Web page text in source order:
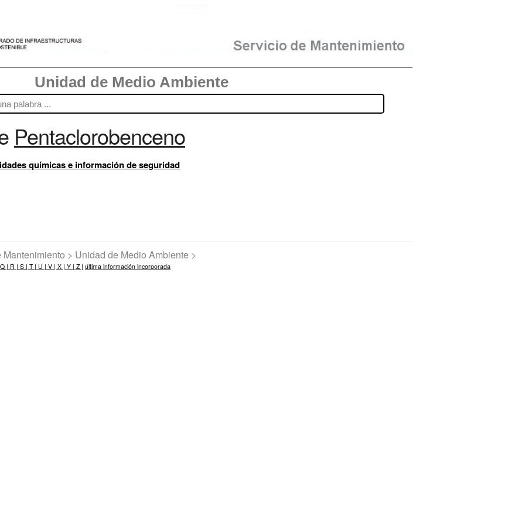
Unidad de Medio Ambiente
Pentaclorobenceno
químicas e información de seguridad
> Unidad de Medio Ambiente >
Q | R | S | T | U | V | X | Y | Z | última información incorporada